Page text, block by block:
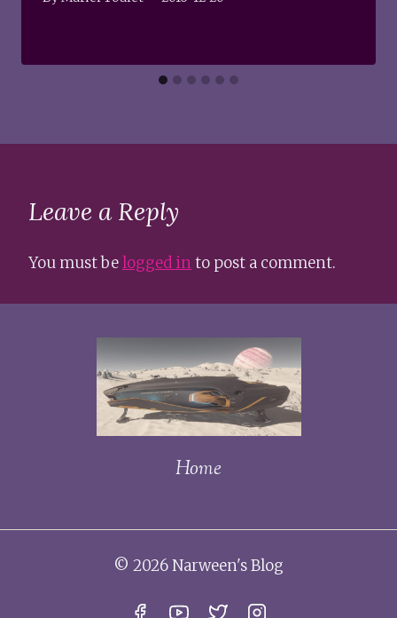
Leave a Reply
You must belogged into post a comment.
Home
© 2026 Narween's Blog